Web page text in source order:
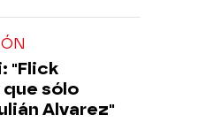
"Flick
sólo
Alvarez"